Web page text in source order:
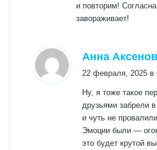
и повторим!
завораживает!
Анна
22 февраля, 2025 в
Ну, я тоже такое
друзьями забрели
и чуть не
Эмоции были —
это будет крутой